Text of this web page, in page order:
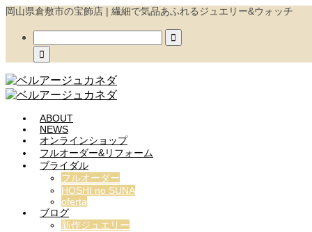
岡山県倉敷市の宝飾店 | 繊細で気品あふれるジュエリー&ウォッチ


ABOUT
NEWS
オンラインショップ
フルオーダー&リフォーム
ブライダル
フルオーダー
HOSHI no SUNA
oferta
ブログ
新作ジュエリー